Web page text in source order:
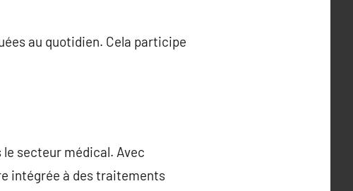
au quotidien. Cela participe
le secteur médical. Avec
intégrée à des traitements